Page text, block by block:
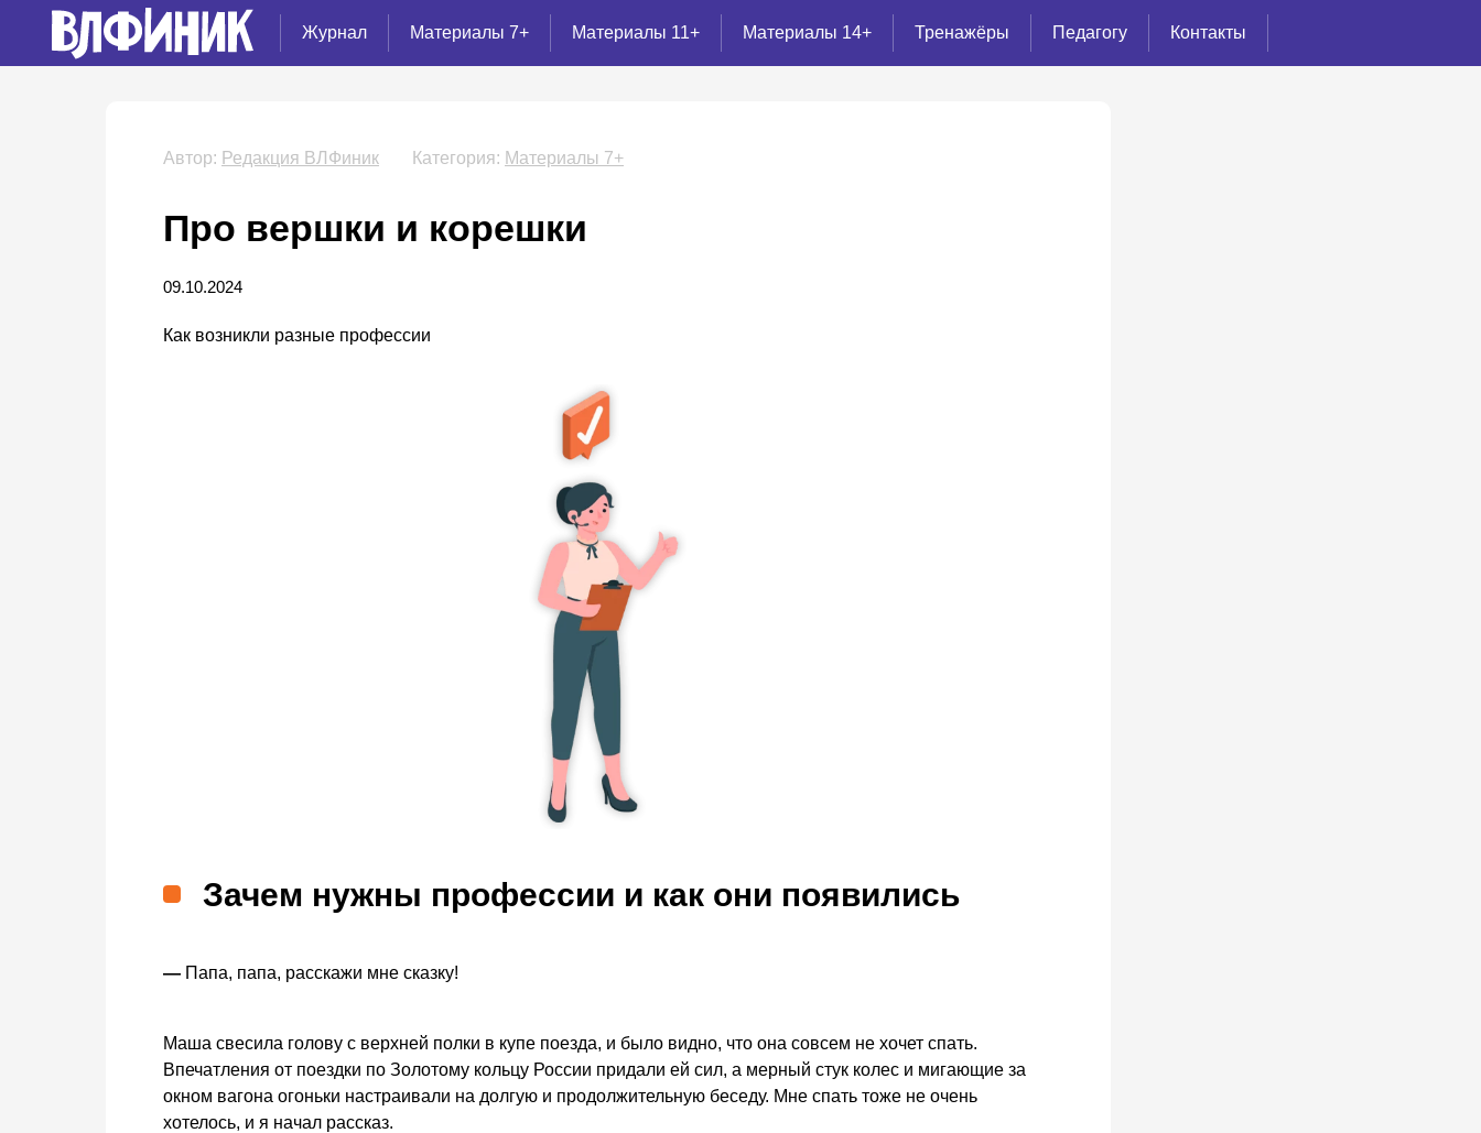
Журнал Материалы 7+ Материалы 11+ Материалы 14+ Тренажёры Педагогу Контакты
Автор: Редакция ВЛФиник Категория: Материалы 7+
Про вершки и корешки
09.10.2024
Как возникли разные профессии
Зачем нужны профессии и как они появились
— Папа, папа, расскажи мне сказку!
Маша свесила голову с верхней полки в купе поезда, и было видно, что она совсем не хочет спать.
Впечатления от поездки по Золотому кольцу России придали ей сил, а мерный стук колес и мигающие за
окном вагона огоньки настраивали на долгую и продолжительную беседу. Мне спать тоже не очень
хотелось, и я начал рассказ.